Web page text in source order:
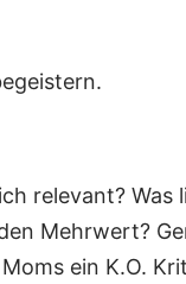
relevant? Was
Mehrwert?
ein K.O.